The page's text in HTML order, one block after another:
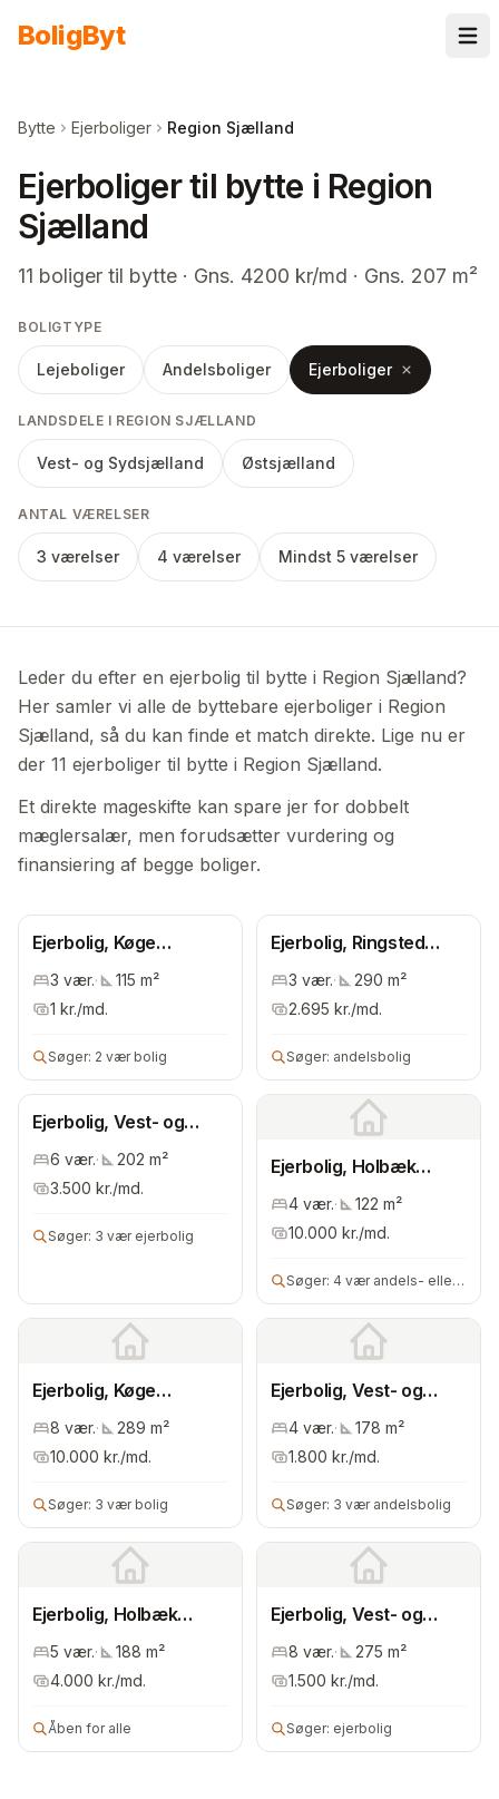
BoligByt
Bytte Ejerboliger Region Sjælland
Ejerboliger til bytte i Region
Sjælland
11 boliger til bytte · Gns. 4200 kr/md · Gns. 207 m²
BOLIGTYPE
Lejeboliger Andelsboliger Ejerboliger
LANDSDELE I REGION SJÆLLAND
Vest- og Sydsjælland Østsjælland
ANTAL VÆRELSER
3 værelser 4 værelser Mindst 5 værelser
Leder du efter en ejerbolig til bytte i Region Sjælland?
Her samler vi alle de byttebare ejerboliger i Region
Sjælland, så du kan finde et match direkte. Lige nu er
der 11 ejerboliger til bytte i Region Sjælland.
Et direkte mageskifte kan spare jer for dobbelt
mæglersalær, men forudsætter vurdering og
finansiering af begge boliger.
Ejerbolig, Køge
Kommune
3 vær.· 115 m²
1 kr./md.
Søger: 2 vær bolig
Ejerbolig, Ringsted
Kommune
3 vær.· 290 m²
2.695 kr./md.
Søger: andelsbolig
Ejerbolig, Vest- og
Sydsjælland
6 vær.· 202 m²
3.500 kr./md.
Søger: 3 vær ejerbolig
Ejerbolig, Holbæk
Kommune
4 vær.· 122 m²
10.000 kr./md.
Søger: 4 vær andels- eller ejerbolig
Ejerbolig, Køge
Kommune
8 vær.· 289 m²
10.000 kr./md.
Søger: 3 vær bolig
Ejerbolig, Vest- og
Sydsjælland
4 vær.· 178 m²
1.800 kr./md.
Søger: 3 vær andelsbolig
Ejerbolig, Holbæk
Kommune
5 vær.· 188 m²
4.000 kr./md.
Åben for alle
Ejerbolig, Vest- og
Sydsjælland
8 vær.· 275 m²
1.500 kr./md.
Søger: ejerbolig